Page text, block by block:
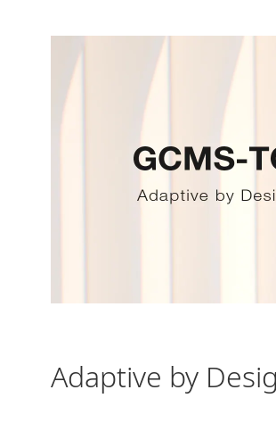
Adaptive by